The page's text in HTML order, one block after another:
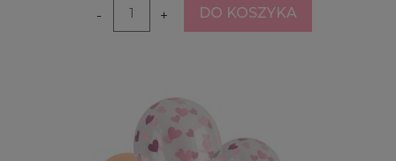
- + DO KOSZYKA